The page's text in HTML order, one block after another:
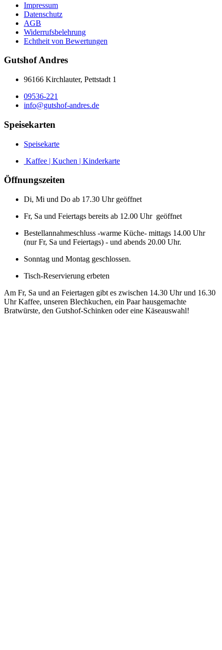
Impressum
Datenschutz
AGB
Widerrufsbelehrung
Echtheit von Bewertungen
Gutshof Andres
96166 Kirchlauter, Pettstadt 1
09536-221
info@gutshof-andres.de
Speisekarten
Speisekarte
Kaffee | Kuchen | Kinderkarte
Öffnungszeiten
Di, Mi und Do ab 17.30 Uhr geöffnet
Fr, Sa und Feiertags bereits ab 12.00 Uhr geöffnet
Bestellannahmeschluss -warme Küche- mittags 14.00 Uhr
(nur Fr, Sa und Feiertags) - und abends 20.00 Uhr.
Sonntag und Montag geschlossen.
Tisch-Reservierung erbeten
Am Fr, Sa und an Feiertagen gibt es zwischen 14.30 Uhr und 16.30
Uhr Kaffee, unseren Blechkuchen, ein Paar hausgemachte
Bratwürste, den Gutshof-Schinken oder eine Käseauswahl!